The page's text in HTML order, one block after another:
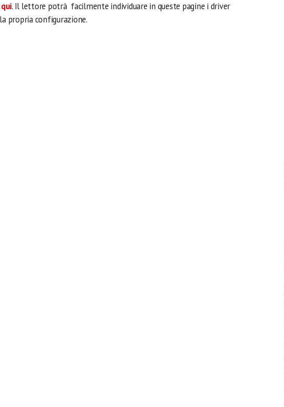
. Il lettore potrà facilmente individuare in queste pagine i driver
propria configurazione.